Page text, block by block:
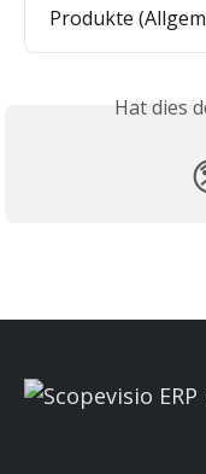
Produkte
Hat dies